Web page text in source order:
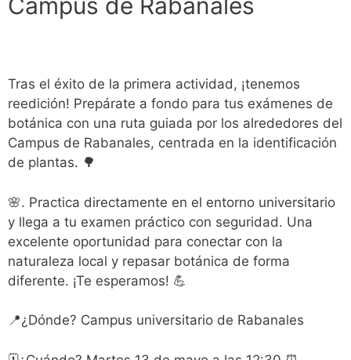
Tras el éxito de la primera actividad, ¡tenemos
reedición! Prepárate a fondo para tus exámenes de
botánica con una ruta guiada por los alrededores del
Campus de Rabanales, centrada en la identificación
de plantas. 🌳
🌸. Practica directamente en el entorno universitario
y llega a tu examen práctico con seguridad. Una
excelente oportunidad para conectar con la
naturaleza local y repasar botánica de forma
diferente. ¡Te esperamos! 💪
📍¿Dónde? Campus universitario de Rabanales